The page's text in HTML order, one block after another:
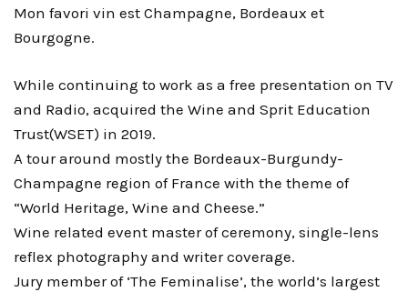
Mon favori vin est Champagne, Bordeaux et
Bourgogne.
While continuing to work as a free presentation on TV
and Radio, acquired the Wine and Sprit Education
Trust(WSET) in 2019.
A tour around mostly the Bordeaux-Burgundy-
Champagne region of France with the theme of
“World Heritage, Wine and Cheese.”
Wine related event master of ceremony, single-lens
reflex photography and writer coverage.
Jury member of ‘The Feminalise’, the world’s largest